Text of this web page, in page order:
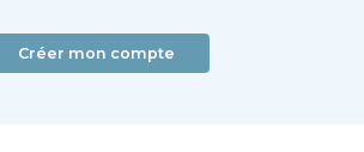
Créer mon compte